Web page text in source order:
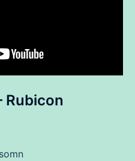
Rubicon
somn